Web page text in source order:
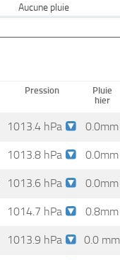
Aucune pluie
Pression
Pluie
hier
1013.4 hPa 0.0mm
1013.8 hPa 0.0mm
1013.6 hPa 0.0mm
1014.7 hPa 0.8mm
1013.9 hPa 0.0 mm